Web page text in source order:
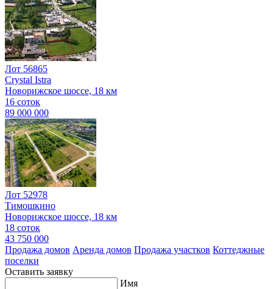
Лот 56865
Crystal Istra
Новорижское шоссе, 18 км
16 соток
89 000 000
Лот 52978
Тимошкино
Новорижское шоссе, 18 км
18 соток
43 750 000
Продажа домов Аренда домов Продажа участков Коттеджные
поселки
Оставить заявку
Имя